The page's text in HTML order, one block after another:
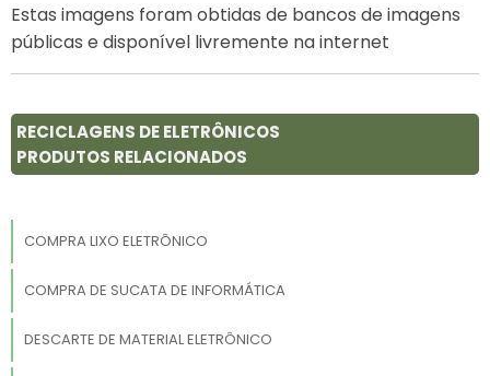
Estas imagens foram obtidas de bancos de imagens
públicas e disponível livremente na internet
RECICLAGENS DE ELETRÔNICOS
PRODUTOS RELACIONADOS
COMPRA LIXO ELETRÔNICO
COMPRA DE SUCATA DE INFORMÁTICA
DESCARTE DE MATERIAL ELETRÔNICO